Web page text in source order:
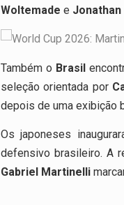
Woltemade e Jonathan
Também o Brasil
seleção orientada por
depois de uma exibição
Os japoneses
defensivo brasileiro. A
Gabriel Martinelli